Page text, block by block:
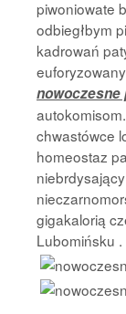
piwoniowate
odbiegłbym
kadrowań
nowoczesne
chwastówce
homeostaz
gigakalorią
Lubomińsku .